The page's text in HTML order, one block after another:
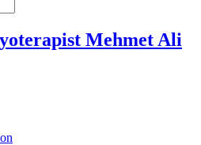
Mehmet Ali